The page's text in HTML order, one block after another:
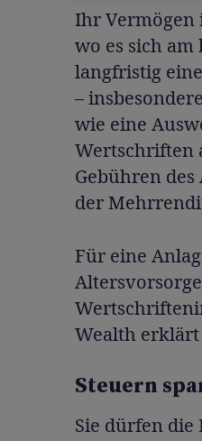
Ihr Vermögen
wo es sich
langfristig
–
wie eine
Wertschriften
Gebühren
der
Für eine
Wealth
Steuern
Sie dürfen die